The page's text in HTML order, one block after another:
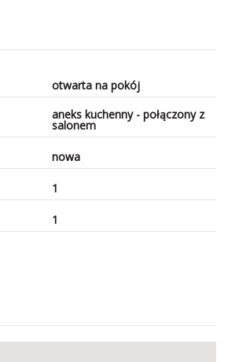
otwarta na pokój
aneks kuchenny - połączony z
salonem
nowa
1
1